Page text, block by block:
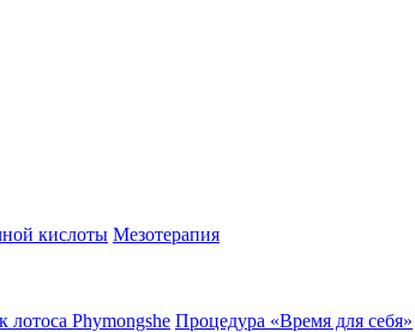
кислоты Мезотерапия
лотоса Phymongshe Процедура «Время для себя»